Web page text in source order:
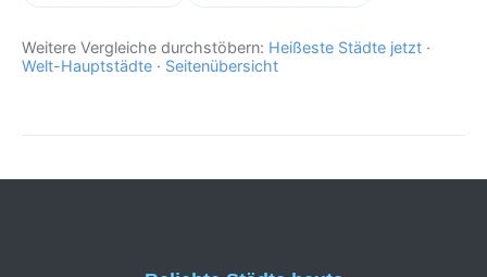
Weitere Vergleiche durchstöbern: Heißeste Städte jetzt ·
Welt-Hauptstädte · Seitenübersicht